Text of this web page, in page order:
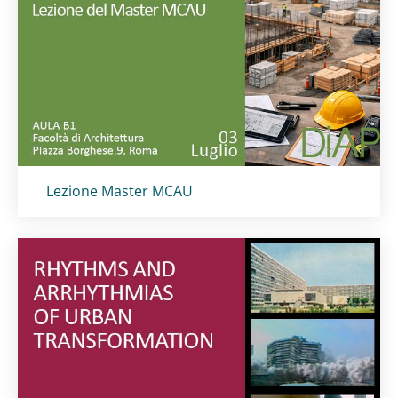
Titolo card:
Lezione Master MCAU